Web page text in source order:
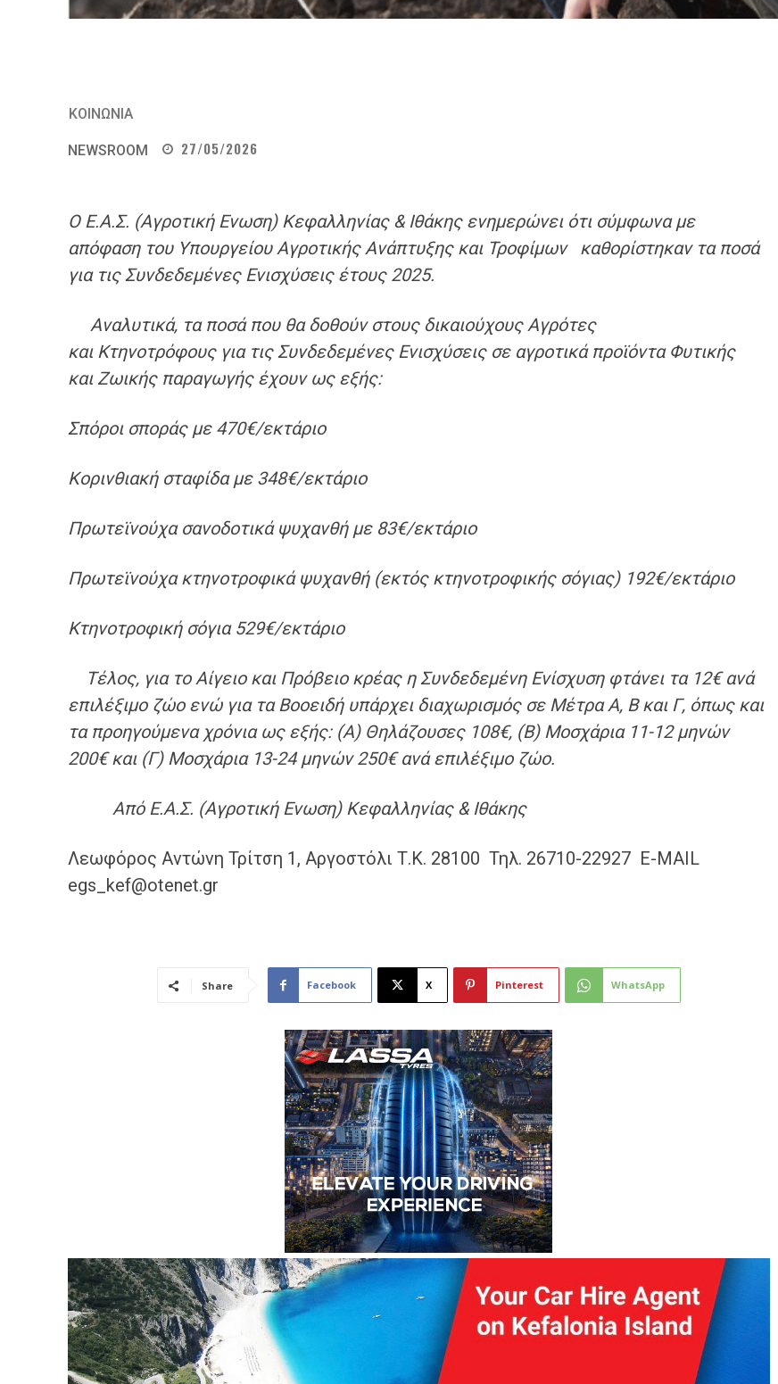
ΚΟΙΝΩΝΙΑ
NEWSROOM 27/05/2026
Ο Ε.Α.Σ. (Αγροτική Ενωση) Κεφαλληνίας & Ιθάκης ενημερώνει ότι σύμφωνα με
απόφαση του Υπουργείου Αγροτικής Ανάπτυξης και Τροφίμων καθορίστηκαν τα ποσά
για τις Συνδεδεμένες Ενισχύσεις έτους 2025.
Αναλυτικά, τα ποσά που θα δοθούν στους δικαιούχουςΑγρότες
και Κτηνοτρόφους για τις Συνδεδεμένες Ενισχύσεις σε αγροτικά προϊόντα Φυτικής
και Ζωικής παραγωγής έχουν ως εξής:
Σπόροι σποράς με 470€/εκτάριο
Κορινθιακή σταφίδα με 348€/εκτάριο
Πρωτεϊνούχα σανοδοτικά ψυχανθή με 83€/εκτάριο
Πρωτεϊνούχα κτηνοτροφικά ψυχανθή (εκτός κτηνοτροφικής σόγιας) 192€/εκτάριο
Κτηνοτροφική σόγια 529€/εκτάριο
Τέλος, για τοΑίγειο και Πρόβειο κρέας η Συνδεδεμένη Ενίσχυση φτάνει τα 12€ ανά
επιλέξιμο ζώοενώ για ταΒοοειδή υπάρχει διαχωρισμός σε Μέτρα Α, Β και Γ, όπως και
τα προηγούμενα χρόνιαως εξής:(Α) Θηλάζουσες 108€, (Β) Μοσχάρια 11-12 μηνών
200€ και (Γ) Μοσχάρια 13-24 μηνών 250€ ανά επιλέξιμο ζώο.
Από Ε.Α.Σ. (Αγροτική Ενωση) Κεφαλληνίας & Ιθάκης
Λεωφόρος Αντώνη Τρίτση 1, Αργοστόλι Τ.Κ. 28100 Τηλ. 26710-22927 Ε-MAIL
egs_kef@otenet.gr
Share Facebook X Pinterest WhatsApp